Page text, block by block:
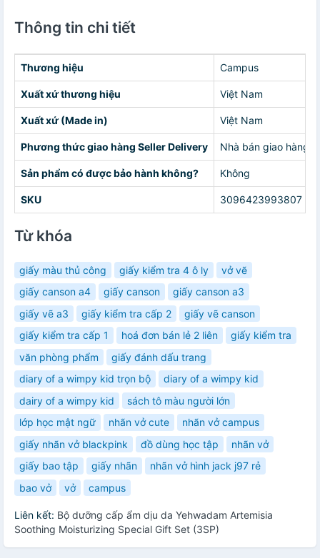
Thông tin chi tiết
Thương hiệu Campus
Xuất xứ thương hiệu Việt Nam
Xuất xứ (Made in) Việt Nam
Phương thức giao hàng Seller Delivery Nhà bán giao hàng
Sản phẩm có được bảo hành không? Không
SKU 3096423993807
Từ khóa
giấy màu thủ công giấy kiểm tra 4 ô ly
vở vẽ
giấy canson a4
giấy canson
giấy canson a3
giấy vẽ a3
giấy kiểm tra cấp 2
giấy vẽ canson
giấy kiểm tra cấp 1
hoá đơn bán lẻ 2 liên
giấy kiểm tra
văn phòng phẩm
giấy đánh dấu trang
diary of a wimpy kid trọn bộ
diary of a wimpy kid
dairy of a wimpy kid
sách tô màu người lớn
lớp học mật ngữ
nhãn vở cute
nhãn vở campus
giấy nhãn vở blackpink
đồ dùng học tập
nhãn vở
giấy bao tập
giấy nhãn
nhãn vở hình jack j97 rẻ
bao vở
vở campus
Liên kết: Bộ dưỡng cấp ẩm dịu da Yehwadam Artemisia
Soothing Moisturizing Special Gift Set (3SP)